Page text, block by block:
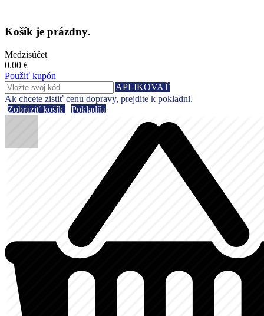
Košík je prázdny.
Medzisúčet
0.00 €
Použiť kupón
APLIKOVAŤ
Ak chcete zistiť cenu dopravy, prejdite k pokladni.
Zobraziť košík
Pokladňa